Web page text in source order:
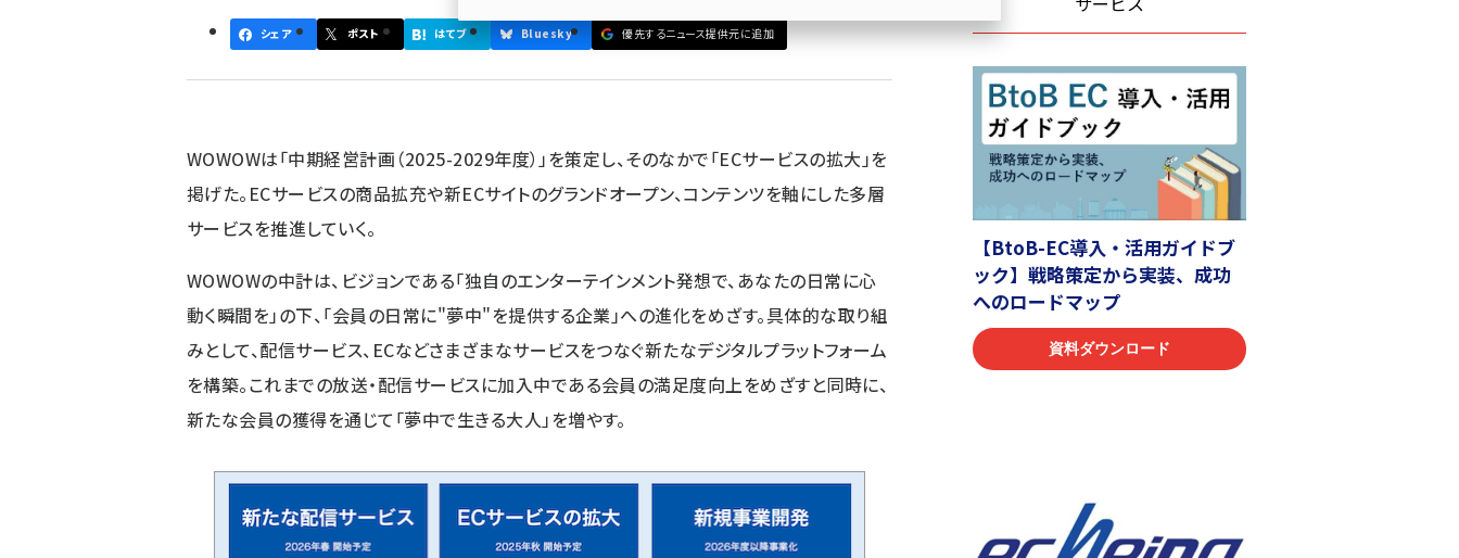
シェア ポスト はてブ Bluesky 優先するニュース提供元に追加
WOWOWは「中期経営計画（2025-2029年度）」を策定し、そのなかで「ECサービスの拡大」を
掲げた。ECサービスの商品拡充や新ECサイトのグランドオープン、コンテンツを軸にした多層
サービスを推進していく。
WOWOWの中計は、ビジョンである「独自のエンターテインメント発想で、あなたの日常に心
動く瞬間を」の下、「会員の日常に"夢中"を提供する企業」への進化をめざす。具体的な取り組
みとして、配信サービス、ECなどさまざまなサービスをつなぐ新たなデジタルプラットフォーム
を構築。これまでの放送・配信サービスに加入中である会員の満足度向上をめざすと同時に、
新たな会員の獲得を通じて「夢中で生きる大人」を増やす。